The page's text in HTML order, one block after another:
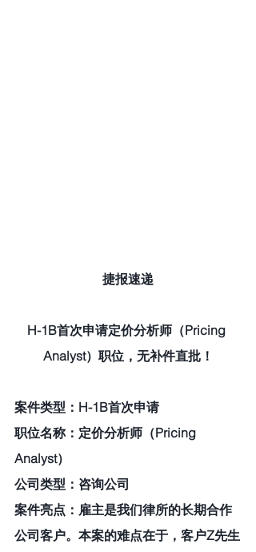
捷报速递
H-1B首次申请定价分析师（Pricing
Analyst）职位，无补件直批！
案件类型：H-1B首次申请
职位名称：定价分析师（Pricing
Analyst）
公司类型：咨询公司
案件亮点：雇主是我们律所的长期合作
公司客户。本案的难点在于，客户Z先生